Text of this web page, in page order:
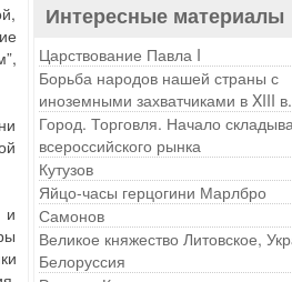
и
Интересные материалы
Царствование Павла I
Борьба народов нашей страны с
иноземными захватчиками в XIII в.
Город. Торговля. Начало
всероссийского рынка
Кутузов
Яйцо-часы герцогини Марлбро
Самонов
Великое княжество Литовское,
Белоруссия